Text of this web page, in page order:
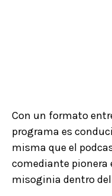
Con un formato
programa es
misma que el
comediante
misoginia dentro